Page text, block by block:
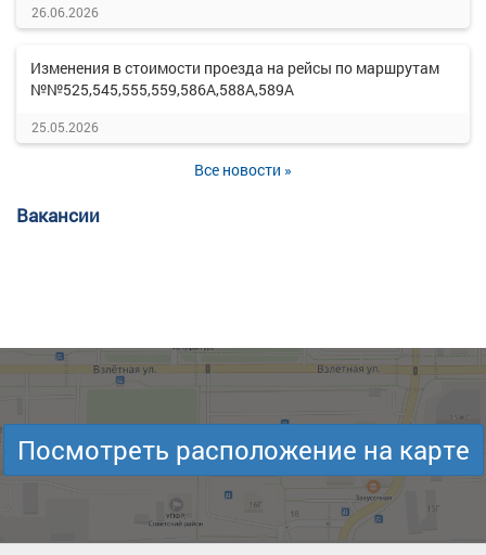
26.06.2026
Изменения в стоимости проезда на рейсы по маршрутам
№№525,545,555,559,586А,588А,589А
25.05.2026
Все новости »
Вакансии
Посмотреть расположение на карте